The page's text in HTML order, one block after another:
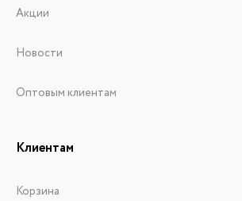
Акции
Новости
Оптовым клиентам
Клиентам
Корзина